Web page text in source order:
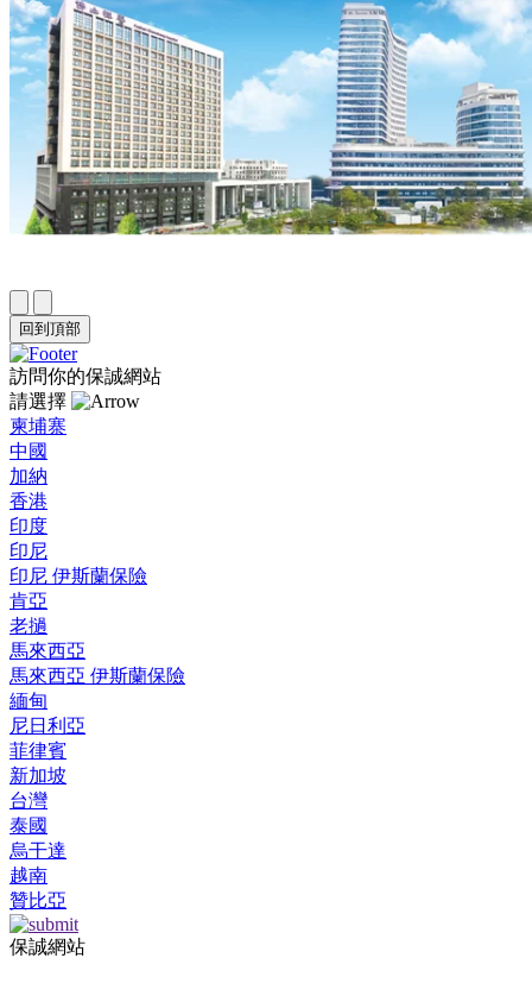
回到頂部
訪問你的保誠網站
請選擇
柬埔寨
中國
加納
香港
印度
印尼
印尼 伊斯蘭保險
肯亞
老撾
馬來西亞
馬來西亞 伊斯蘭保險
緬甸
尼日利亞
菲律賓
新加坡
台灣
泰國
烏干達
越南
贊比亞
保誠網站